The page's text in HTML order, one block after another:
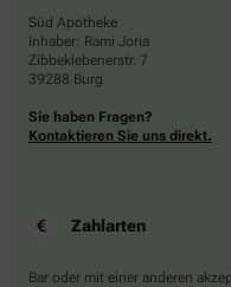
Süd Apotheke
Inhaber: Rami Joria
Zibbeklebenerstr. 7
39288 Burg
Sie haben Fragen?
Kontaktieren Sie uns direkt.
Zahlarten
Bar oder mit einer anderen